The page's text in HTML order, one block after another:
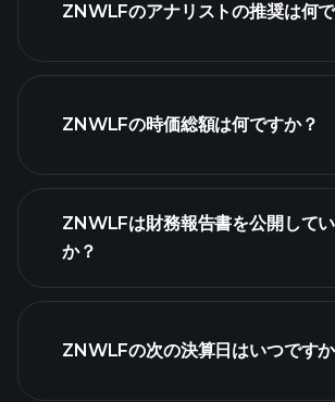
ZNWLFのアナリストの推奨は何
ZNWLFの時価総額は何ですか？
リスト
ZNWLFは財務報告書を公開して
か？
ZNWLFの次の決算日はいつです